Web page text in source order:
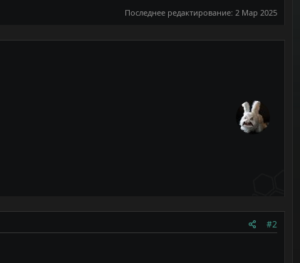
Последнее редактирование: 2 Мар 2025
#2